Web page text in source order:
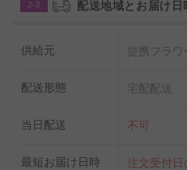
2-2 配送地域とお届け日
供給元 提携フラ
配送形態 宅配配送
当日配送 不可
最短お届け日時
注文受付